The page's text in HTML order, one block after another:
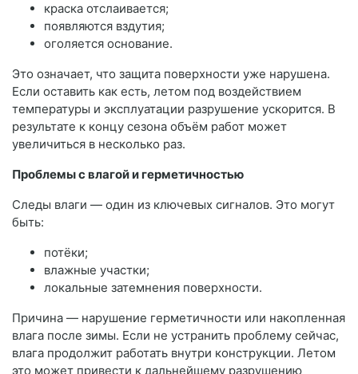
краска отслаивается;
появляются вздутия;
оголяется основание.
Это означает, что защита поверхности уже нарушена.
Если оставить как есть, летом под воздействием
температуры и эксплуатации разрушение ускорится. В
результате к концу сезона объём работ может
увеличиться в несколько раз.
Проблемы с влагой и герметичностью
Следы влаги — один из ключевых сигналов. Это могут
быть:
потёки;
влажные участки;
локальные затемнения поверхности.
Причина — нарушение герметичности или накопленная
влага после зимы. Если не устранить проблему сейчас,
влага продолжит работать внутри конструкции. Летом
это может привести к дальнейшему разрушению